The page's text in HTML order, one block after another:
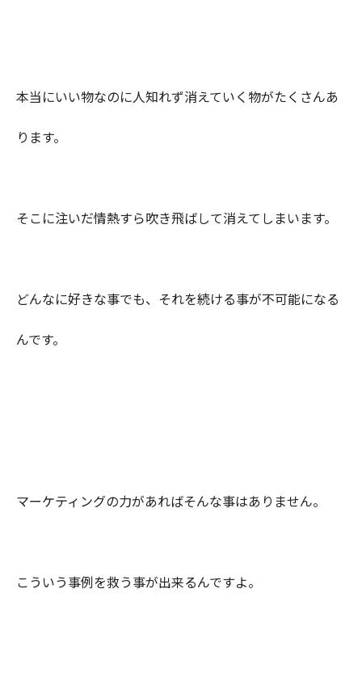
本当にいい物なのに人知れず消えていく物がたくさんあ
ります。
そこに注いだ情熱すら吹き飛ばして消えてしまいます。
どんなに好きな事でも、それを続ける事が不可能になる
んです。
マーケティングの力があればそんな事はありません。
こういう事例を救う事が出来るんですよ。